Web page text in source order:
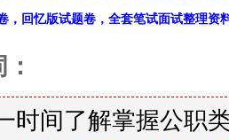
，回忆版试题卷，全套笔试面试整理资
时间了解掌握公职